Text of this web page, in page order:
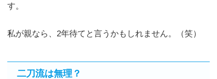
す。
私が親なら、2年待てと言うかもしれません。（笑）
二刀流は無理？